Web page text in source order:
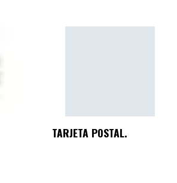
TARJETA POSTAL.